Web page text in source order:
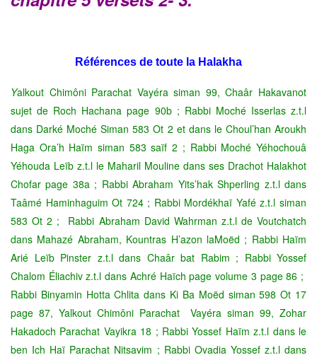
Références de toute la Halakha
Yalkout Chimôni Parachat Vayéra siman 99, Chaâr Hakavanot
sujet de Roch Hachana page 90b ; Rabbi Moché Isserlas z.t.l
dans Darké Moché Siman 583 Ot 2 et dans le Choul’han Aroukh
Haga Ora’h Haïm siman 583 saïf 2 ; Rabbi Moché Yéhochouâ
Yéhouda Leïb z.t.l le Maharil Mouline dans ses Drachot Halakhot
Chofar page 38a ; Rabbi Abraham Yits’hak Shperling z.t.l dans
Taâmé Haminhaguim Ot 724 ; Rabbi Mordékhaï Yafé z.t.l siman
583 Ot 2 ; Rabbi Abraham David Wahrman z.t.l de Voutchatch
dans Mahazé Abraham, Kountras H’azon laMoëd ; Rabbi Haïm
Arié Leïb Pinster z.t.l dans Chaâr bat Rabim ; Rabbi Yossef
Chalom Éliachiv z.t.l dans Achré Haïch page volume 3 page 86 ;
Rabbi Binyamin Hotta Chlita dans Ki Ba Moëd siman 598 Ot 17
page 87, Yalkout Chimôni Parachat Vayéra siman 99, Zohar
Hakadoch Parachat Vayikra 18 ; Rabbi Yossef Haïm z.t.l dans le
ben Ich Haï Parachat Nitsavim ; Rabbi Ovadia Yossef z.t.l dans